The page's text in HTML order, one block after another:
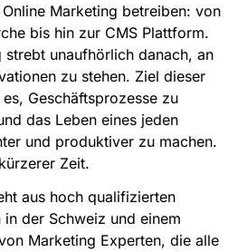
Marketing betreiben: von
bis hin zur CMS Plattform.
strebt unaufhörlich danach, an
zu stehen. Ziel dieser
Geschäftsprozesse zu
das Leben eines jeden
und produktiver zu machen.
Zeit.
aus hoch qualifizierten
in der Schweiz und einem
Marketing Experten, die alle